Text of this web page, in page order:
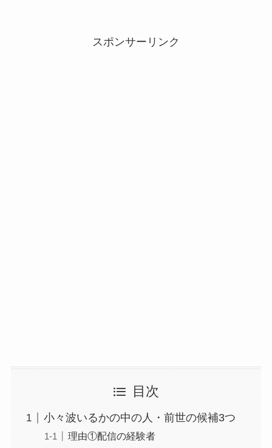
スポンサーリンク
目次
小々波いるかの中の人・前世の候補3つ
理由①配信の経験者